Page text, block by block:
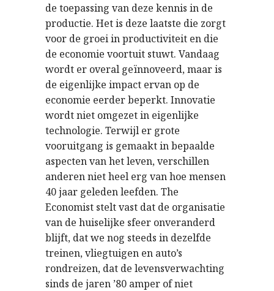
de toepassing van deze kennis in de
productie. Het is deze laatste die zorgt
voor de groei in productiviteit en die
de economie voortuit stuwt. Vandaag
wordt er overal geïnnoveerd, maar is
de eigenlijke impact ervan op de
economie eerder beperkt. Innovatie
wordt niet omgezet in eigenlijke
technologie. Terwijl er grote
vooruitgang is gemaakt in bepaalde
aspecten van het leven, verschillen
anderen niet heel erg van hoe mensen
40 jaar geleden leefden. The
Economist stelt vast dat de organisatie
van de huiselijke sfeer onveranderd
blijft, dat we nog steeds in dezelfde
treinen, vliegtuigen en auto’s
rondreizen, dat de levensverwachting
sinds de jaren ’80 amper of niet